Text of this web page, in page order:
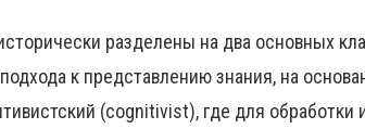
разделены на два основных
к представлению знания, на
(cognitivist), где для обработки